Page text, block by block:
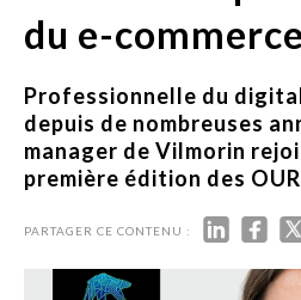
du e-commerce
Professionnelle du
depuis de nombreuses
manager de Vilmorin
première édition des
PARTAGER CE CONTENU :